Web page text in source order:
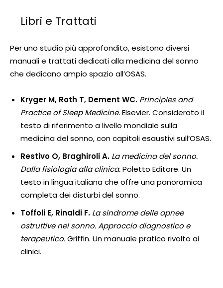
Libri e Trattati
Per uno studio più approfondito, esistono diversi
manuali e trattati dedicati alla medicina del sonno
che dedicano ampio spazio all’OSAS.
Kryger M, Roth T, Dement WC. Principles and
Practice of Sleep Medicine.Elsevier. Considerato il
testo di riferimento a livello mondiale sulla
medicina del sonno, con capitoli esaustivi sull’OSAS.
Restivo O, Braghiroli A. La medicina del sonno.
Dalla fisiologia alla clinica.Poletto Editore. Un
testo in lingua italiana che offre una panoramica
completa dei disturbi del sonno.
Toffoli E, Rinaldi F. La sindrome delle apnee
ostruttive nel sonno. Approccio diagnostico e
terapeutico.Griffin. Un manuale pratico rivolto ai
clinici.